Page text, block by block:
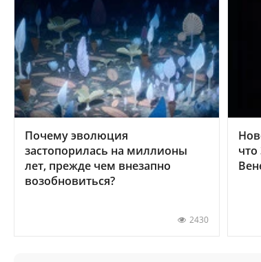
Почему эволюция
застопорилась на миллионы
лет, прежде чем внезапно
возобновиться?
2430
что